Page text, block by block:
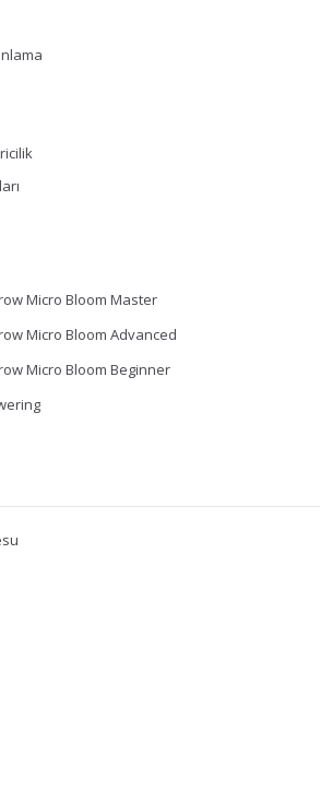
Micro Bloom Master
Micro Bloom Advanced
Micro Bloom Beginner